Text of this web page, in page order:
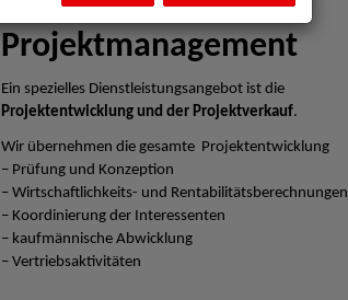
Projektmanagement
Ein spezielles Dienstleistungsangebot ist die
Projektentwicklung und der Projektverkauf.
Wir übernehmen die gesamte Projektentwicklung
– Prüfung und Konzeption
– Wirtschaftlichkeits- und Rentabilitätsberechnungen
– Koordinierung der Interessenten
– kaufmännische Abwicklung
– Vertriebsaktivitäten